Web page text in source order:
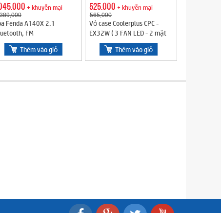
+ khuyễn mại
Fenda A140X 2.1
FM
Thêm vào giỏ
525,000 + khuyễn mại
565,000
Vỏ case Coolerplus CPC -
EX32W ( 3 FAN LED - 2 mặt
kính cường lực) - Màu Trắng
Thêm vào giỏ